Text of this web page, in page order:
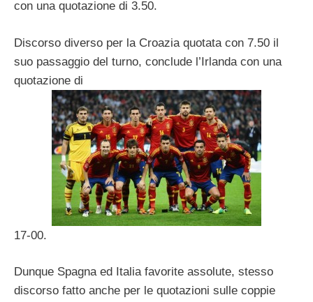
con una quotazione di 3.50.
Discorso diverso per la Croazia quotata con 7.50 il
suo passaggio del turno, conclude l’Irlanda con una
quotazione di
17-00.
Dunque Spagna ed Italia favorite assolute, stesso
discorso fatto anche per le quotazioni sulle coppie